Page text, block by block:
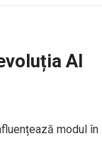
AI
modul în